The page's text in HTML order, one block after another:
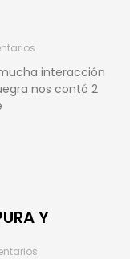
interacción
nos contó 2
Y